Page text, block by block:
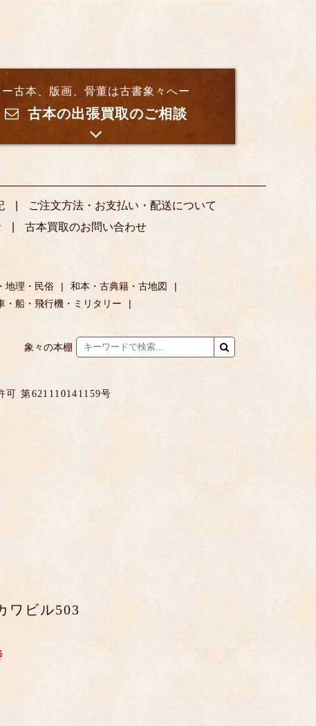
ー古本、版画、骨董は古書象々へー
古本の出張買取のご相談
ご注文方法・お支払い・配送について
古本買取のお問い合わせ
地理・民俗
和本・古典籍・古地図
・船・飛行機・ミリタリー
象々の本棚
可 第621110141159号
ワビル503